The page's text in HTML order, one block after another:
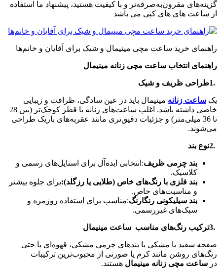
گزینه‌های مقرون‌به‌صرفه‌تر و با کیفیت هستید، پیشنهاد ما استفاده
از ساعت های های کپی می باشد
راهنمای خرید ساعت مچی مینیمال و شیک برای آقایان و خانم‌ها
راهنمای انتخاب ساعت مچی زنانه مینیمال
1.طراحی ظریف و شیک
یک ساعت زنانه مینیمال باید در عین سادگی، ظرافت و زیبایی
خاصی داشته باشد. اغلب ساعت‌های زنانه با قطر کوچک‌تر (بین 28
تا 36 میلی‌متر) و جزئیات دقیق‌تری مانند عقربه‌های باریک طراحی
می‌شوند.
2.نوع بند
بند چرمی ظریف: انتخابی ایده‌آل برای استایل‌های رسمی و
کلاسیک.
بند فلزی با رنگ‌های خاص (طلایی یا رزگلد):برای جلوه بیشتر
و مناسبت‌های خاص.
بند سیلیکونی رنگارنگ:مناسب برای استفاده روزمره و
سبک‌های غیررسمی.
3.ترکیب رنگ‌های مناسب ساعت مینیمال
صفحه سفید یا مشکی با بندهای چرمی مشکی، قهوه‌ای یا حتی
رنگ‌های روشن مانند کرم یا صورتی از محبوب‌ترین ترکیبات
در ساعت مچی زنانه مینیمال هستند.